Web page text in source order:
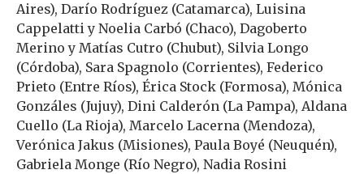
Aires), Darío Rodríguez (Catamarca), Luisina
Cappelatti y Noelia Carbó (Chaco), Dagoberto
Merino y Matías Cutro (Chubut), Silvia Longo
(Córdoba), Sara Spagnolo (Corrientes), Federico
Prieto (Entre Ríos), Érica Stock (Formosa), Mónica
Gonzáles (Jujuy), Dini Calderón (La Pampa), Aldana
Cuello (La Rioja), Marcelo Lacerna (Mendoza),
Verónica Jakus (Misiones), Paula Boyé (Neuquén),
Gabriela Monge (Río Negro), Nadia Rosini